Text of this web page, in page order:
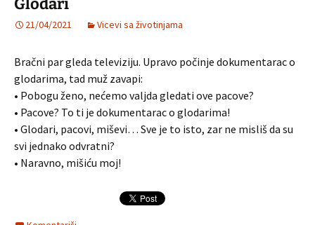
Glodari
21/04/2021 Vicevi sa životinjama
Bračni par gleda televiziju. Upravo počinje dokumentarac o
glodarima, tad muž zavapi:
• Pobogu ženo, nećemo valjda gledati ove pacove?
• Pacove? To ti je dokumentarac o glodarima!
• Glodari, pacovi, miševi… Sve je to isto, zar ne misliš da su
svi jednako odvratni?
• Naravno, mišiću moj!